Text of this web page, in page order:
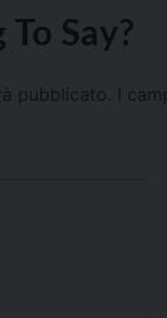
Say?
pubblicato. I